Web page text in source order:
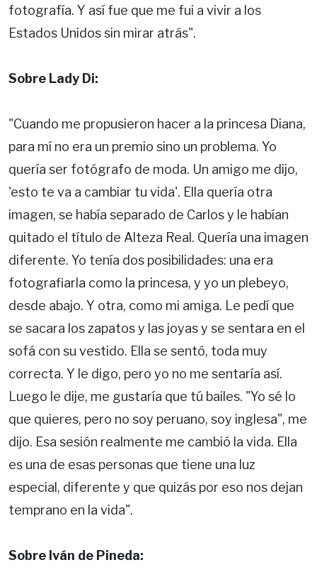
fotografía. Y así fue que me fui a vivir a los
Estados Unidos sin mirar atrás".
Sobre Lady Di:
"Cuando me propusieron hacer a la princesa Diana,
para mí no era un premio sino un problema. Yo
quería ser fotógrafo de moda. Un amigo me dijo,
'esto te va a cambiar tu vida'. Ella quería otra
imagen, se había separado de Carlos y le habían
quitado el título de Alteza Real. Quería una imagen
diferente. Yo tenía dos posibilidades: una era
fotografiarla como la princesa, y yo un plebeyo,
desde abajo. Y otra, como mi amiga. Le pedí que
se sacara los zapatos y las joyas y se sentara en el
sofá con su vestido. Ella se sentó, toda muy
correcta. Y le digo, pero yo no me sentaría así.
Luego le dije, me gustaría que tú bailes. "Yo sé lo
que quieres, pero no soy peruano, soy inglesa", me
dijo. Esa sesión realmente me cambió la vida. Ella
es una de esas personas que tiene una luz
especial, diferente y que quizás por eso nos dejan
temprano en la vida".
Sobre Iván de Pineda: